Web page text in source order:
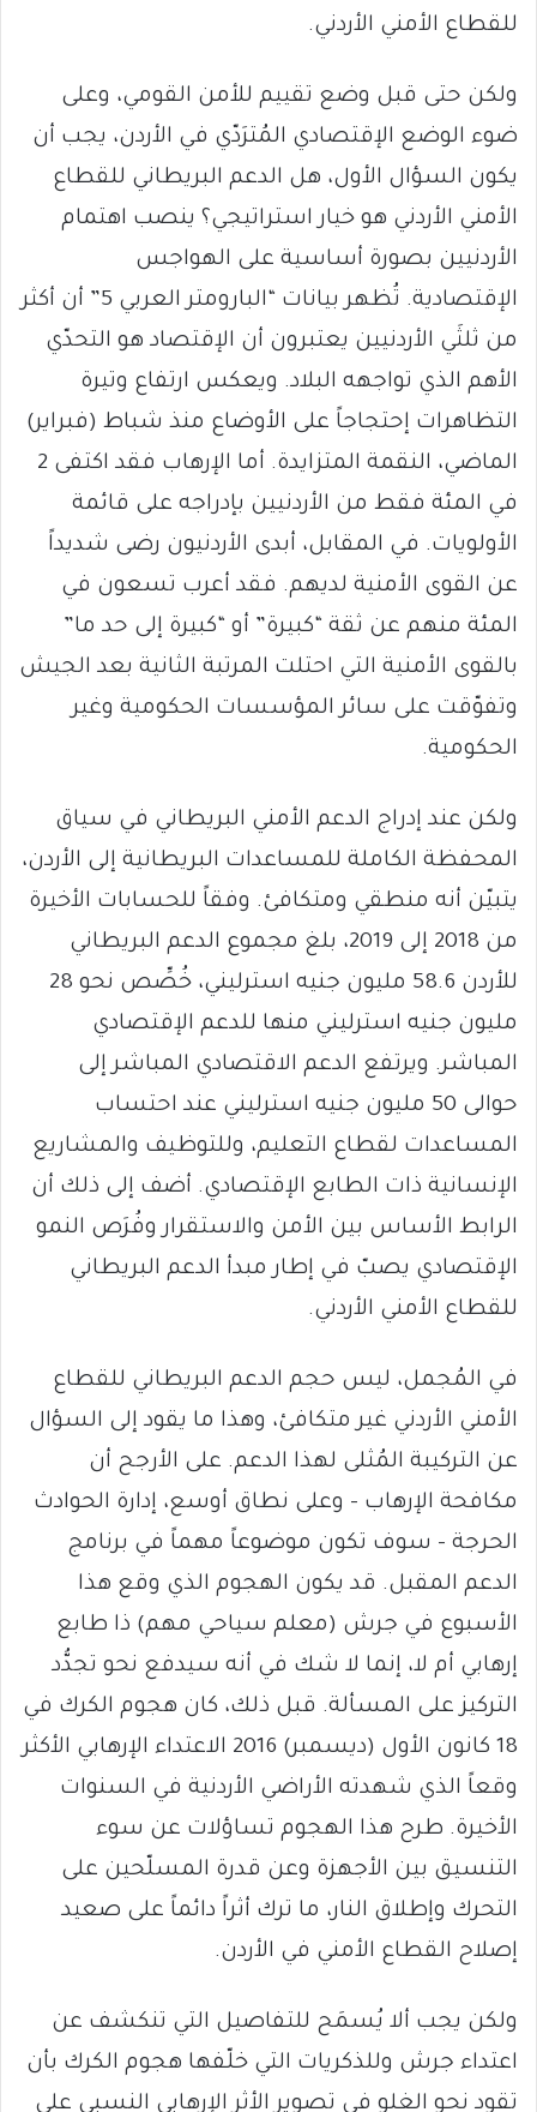
للقطاع الأمني الأردني.
ولكن حتى قبل وضع تقييم للأمن القومي، وعلى
ضوء الوضع الإقتصادي المُترَدّي في الأردن، يجب أن
يكون السؤال الأول، هل الدعم البريطاني للقطاع
الأمني الأردني هو خيار استراتيجي؟ ينصب اهتمام
الأردنيين بصورة أساسية على الهواجس
الإقتصادية. تُظهر بيانات “البارومتر العربي 5” أن أكثر
من ثلثَي الأردنيين يعتبرون أن الإقتصاد هو التحدّي
الأهم الذي تواجهه البلاد. ويعكس ارتفاع وتيرة
التظاهرات إحتجاجاً على الأوضاع منذ شباط (فبراير)
الماضي، النقمة المتزايدة. أما الإرهاب فقد اكتفى 2
في المئة فقط من الأردنيين بإدراجه على قائمة
الأولويات. في المقابل، أبدى الأردنيون رضى شديداً
عن القوى الأمنية لديهم. فقد أعرب تسعون في
المئة منهم عن ثقة “كبيرة” أو “كبيرة إلى حد ما”
بالقوى الأمنية التي احتلت المرتبة الثانية بعد الجيش
وتفوّقت على سائر المؤسسات الحكومية وغير
الحكومية.
ولكن عند إدراج الدعم الأمني البريطاني في سياق
المحفظة الكاملة للمساعدات البريطانية إلى الأردن،
يتبيّن أنه منطقي ومتكافئ. وفقاً للحسابات الأخيرة
من 2018 إلى 2019، بلغ مجموع الدعم البريطاني
للأردن 58.6 مليون جنيه استرليني، خُصِّص نحو 28
مليون جنيه استرليني منها للدعم الإقتصادي
المباشر. ويرتفع الدعم الاقتصادي المباشر إلى
حوالى 50 مليون جنيه استرليني عند احتساب
المساعدات لقطاع التعليم، وللتوظيف والمشاريع
الإنسانية ذات الطابع الإقتصادي. أضف إلى ذلك أن
الرابط الأساس بين الأمن والاستقرار وفُرَص النمو
الإقتصادي يصبّ في إطار مبدأ الدعم البريطاني
للقطاع الأمني الأردني.
في المُجمل، ليس حجم الدعم البريطاني للقطاع
الأمني الأردني غير متكافئ، وهذا ما يقود إلى السؤال
عن التركيبة المُثلى لهذا الدعم. على الأرجح أن
مكافحة الإرهاب – وعلى نطاق أوسع، إدارة الحوادث
الحرجة – سوف تكون موضوعاً مهماً في برنامج
الدعم المقبل. قد يكون الهجوم الذي وقع هذا
الأسبوع في جرش (معلم سياحي مهم) ذا طابع
إرهابي أم لا، إنما لا شك في أنه سيدفع نحو تجدُّد
التركيز على المسألة. قبل ذلك، كان هجوم الكرك في
18 كانون الأول (ديسمبر) 2016 الاعتداء الإرهابي الأكثر
وقعاً الذي شهدته الأراضي الأردنية في السنوات
الأخيرة. طرح هذا الهجوم تساؤلات عن سوء
التنسيق بين الأجهزة وعن قدرة المسلّحين على
التحرك وإطلاق النار، ما ترك أثراً دائماً على صعيد
إصلاح القطاع الأمني في الأردن.
ولكن يجب ألا يُسمَح للتفاصيل التي تنكشف عن
اعتداء جرش وللذكريات التي خلّفها هجوم الكرك بأن
تقود نحو الغلو في تصوير الأثر الإرهابي النسبي على